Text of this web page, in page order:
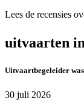
Lees de recensies
uitvaarten
Uitvaartbegeleider
30 juli 2026